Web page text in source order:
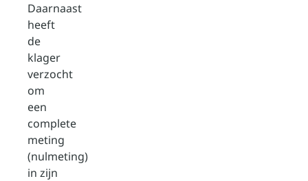
Daarnaast
heeft
de
klager
verzocht
om
een
complete
meting
(nulmeting)
in zijn